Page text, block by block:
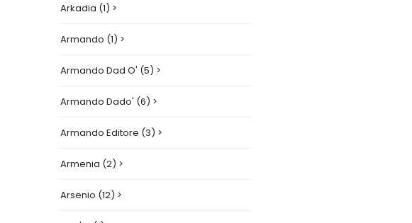
Arkadia (1) >
Armando (1) >
Armando Dad O' (5) >
Armando Dado' (6) >
Armando Editore (3) >
Armenia (2) >
Arsenio (12) >